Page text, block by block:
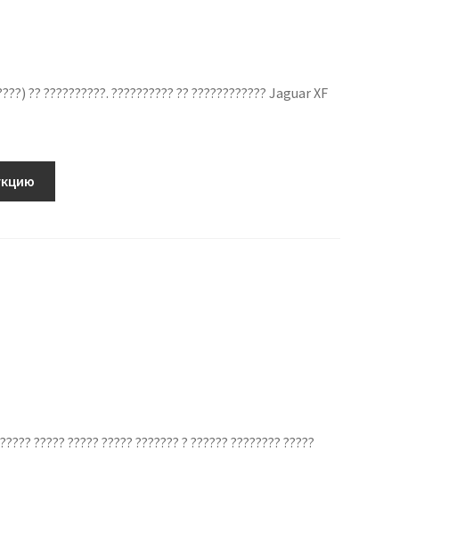
?? ??????????. ?????????? ?? ???????????? Jaguar XF
????? ????? ????? ??????? ? ?????? ???????? ?????